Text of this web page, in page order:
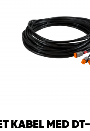
KABEL MED